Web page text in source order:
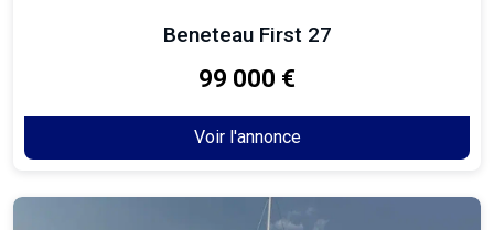
Beneteau First 27
99 000 €
Voir l'annonce